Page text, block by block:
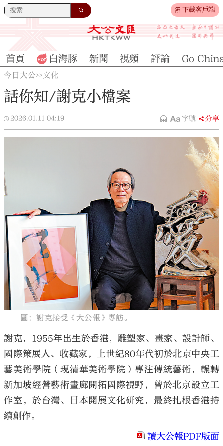
下載客戶端
大公文匯
首頁 白海豚 新聞 視頻 評論 Go
今日大公>>文化
話你知/謝克小檔案
2026.01.11 04:19 字號 分享
圖：謝克接受《大公報》專訪。
謝克，1955年出生於香港，雕塑家、畫家、設計師、
國際策展人、收藏家，上世紀80年代初於北京中央工
藝美術學院（現清華美術學院）專注傳統藝術，輾轉
新加坡經營藝術畫廊開拓國際視野，曾於北京設立工
作室，於台灣、日本開展文化研究，最終扎根香港持
續創作。
讀大公報PDF版面